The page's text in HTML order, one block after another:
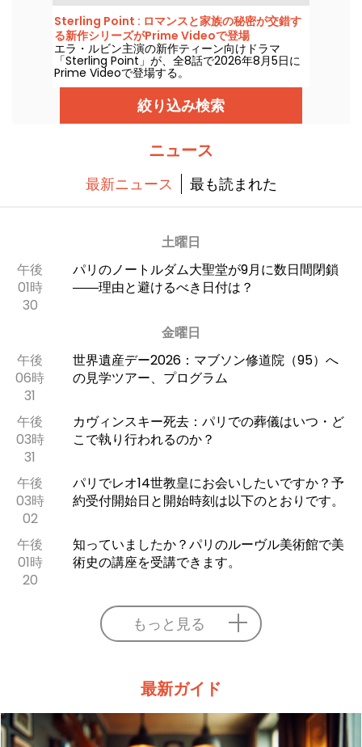
Sterling Point : ロマンスと家族の秘密が交錯す
る新作シリーズがPrime Videoで登場
エラ・ルビン主演の新作ティーン向けドラマ
「Sterling Point」が、全8話で2026年8月5日に
Prime Videoで登場する。
絞り込み検索
ニュース
最新ニュース 最も読まれた
土曜日
午後
01時
30
パリのノートルダム大聖堂が9月に数日間閉鎖
――理由と避けるべき日付は？
金曜日
午後
06時
31
世界遺産デー2026：マブソン修道院（95）へ
の見学ツアー、プログラム
午後
03時
31
カヴィンスキー死去：パリでの葬儀はいつ・ど
こで執り行われるのか？
午後
03時
02
パリでレオ14世教皇にお会いしたいですか？予
約受付開始日と開始時刻は以下のとおりです。
午後
01時
20
知っていましたか？パリのルーヴル美術館で美
術史の講座を受講できます。
もっと見る
最新ガイド